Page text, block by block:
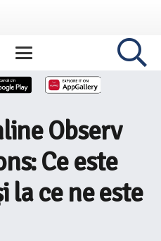
Observ
Ce este
la ce ne este